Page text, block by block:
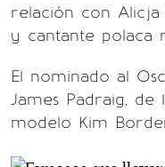
relación con Alicja
y cantante polaca
El nominado al
James Padraig, de
modelo Kim